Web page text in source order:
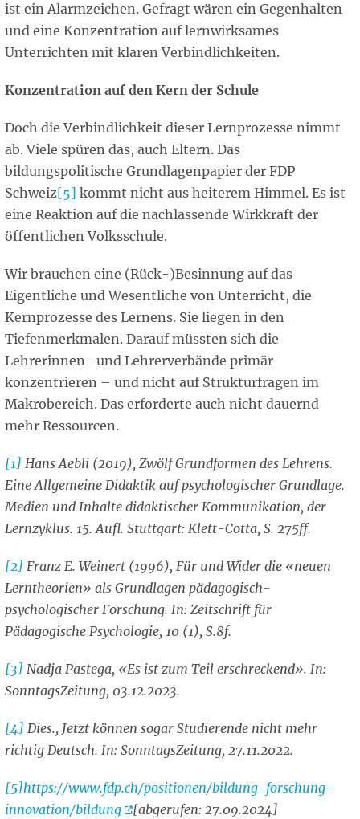
ist ein Alarmzeichen. Gefragt wären ein Gegenhalten
und eine Konzentration auf lernwirksames
Unterrichten mit klaren Verbindlichkeiten.
Konzentration auf den Kern der Schule
Doch die Verbindlichkeit dieser Lernprozesse nimmt
ab. Viele spüren das, auch Eltern. Das
bildungspolitische Grundlagenpapier der FDP
Schweiz[5] kommt nicht aus heiterem Himmel. Es ist
eine Reaktion auf die nachlassende Wirkkraft der
öffentlichen Volksschule.
Wir brauchen eine (Rück-)Besinnung auf das
Eigentliche und Wesentliche von Unterricht, die
Kernprozesse des Lernens. Sie liegen in den
Tiefenmerkmalen. Darauf müssten sich die
Lehrerinnen- und Lehrerverbände primär
konzentrieren – und nicht auf Strukturfragen im
Makrobereich. Das erforderte auch nicht dauernd
mehr Ressourcen.
[1] Hans Aebli (2019), Zwölf Grundformen des Lehrens.
Eine Allgemeine Didaktik auf psychologischer Grundlage.
Medien und Inhalte didaktischer Kommunikation, der
Lernzyklus. 15. Aufl. Stuttgart: Klett-Cotta, S. 275ff.
[2] Franz E. Weinert (1996), Für und Wider die «neuen
Lerntheorien» als Grundlagen pädagogisch-
psychologischer Forschung. In: Zeitschrift für
Pädagogische Psychologie, 10 (1), S.8f.
[3] Nadja Pastega, «Es ist zum Teil erschreckend». In:
SonntagsZeitung, 03.12.2023.
[4] Dies., Jetzt können sogar Studierende nicht mehr
richtig Deutsch. In: SonntagsZeitung, 27.11.2022.
[5]https://www.fdp.ch/positionen/bildung-forschung-
innovation/bildung
[abgerufen: 27.09.2024]